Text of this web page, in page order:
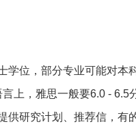
学位，部分专业可能对本
上，雅思一般要6.0 - 6.5
供研究计划、推荐信，有